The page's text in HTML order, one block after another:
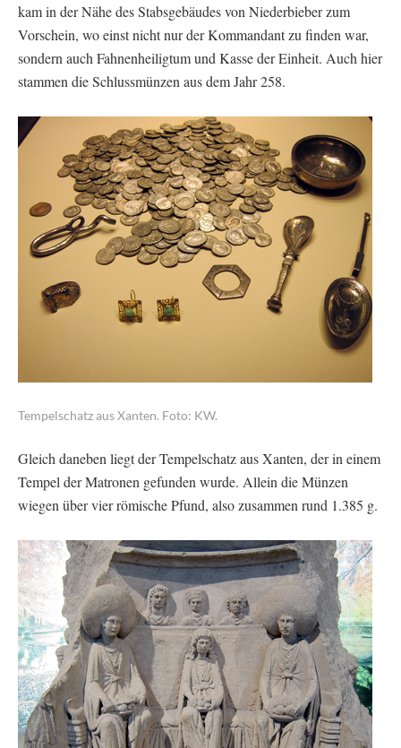
kam in der Nähe des Stabsgebäudes von Niederbieber zum
Vorschein, wo einst nicht nur der Kommandant zu finden war,
sondern auch Fahnenheiligtum und Kasse der Einheit. Auch hier
stammen die Schlussmünzen aus dem Jahr 258.
Tempelschatz aus Xanten. Foto: KW.
Gleich daneben liegt der Tempelschatz aus Xanten, der in einem
Tempel der Matronen gefunden wurde. Allein die Münzen
wiegen über vier römische Pfund, also zusammen rund 1.385 g.